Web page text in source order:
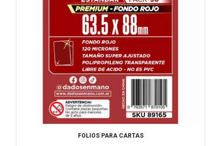
FOLIOS PARA CARTAS